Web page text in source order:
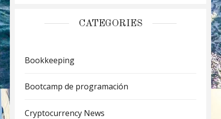
CATEGORIES
Bookkeeping
Bootcamp de programación
Cryptocurrency News